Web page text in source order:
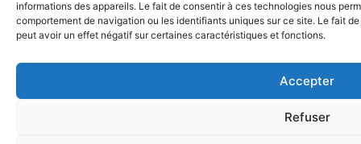
informations des appareils. Le fait de consentir à ces technologies nous
comportement de navigation ou les identifiants uniques sur ce site. Le fait
peut avoir un effet négatif sur certaines caractéristiques et fonctions.
Accepter
Refuser